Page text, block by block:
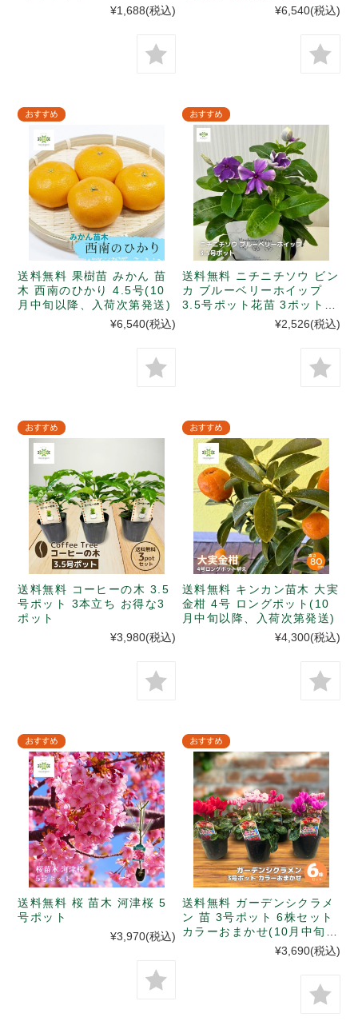
¥1,688(税込)
¥6,540(税込)
送料無料 果樹苗 みかん 苗
木 西南のひかり 4.5号(10
月中旬以降、入荷次第発送)
¥6,540(税込)
送料無料 ニチニチソウ ビン
カ ブルーベリーホイップ
3.5号ポット花苗 3ポットセ
¥2,526(税込)
送料無料 コーヒーの木 3.5
号ポット 3本立ち お得な3
ポット
¥3,980(税込)
送料無料 キンカン苗木 大実
金柑 4号 ロングポット(10
月中旬以降、入荷次第発送)
¥4,300(税込)
送料無料 桜 苗木 河津桜 5
号ポット
¥3,970(税込)
送料無料 ガーデンシクラメ
ン 苗 3号ポット 6株セット
カラーおまかせ(10月中旬以
降、入荷次第発送)¥3,690(税込)